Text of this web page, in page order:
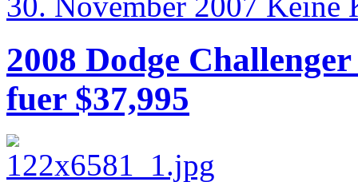
2008 Dodge
fuer $37,995